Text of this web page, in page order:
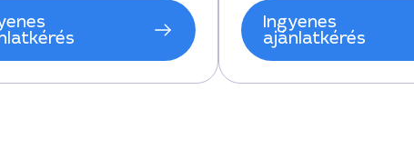
Ajánlani tudom Attiláné
a városban
szakmai hozzáértése miatt.
a végeredmény praktikus
útmutatókat tartalmazott.
ajánlom Pécs környékén élő
Ingyenes
ajánlatkérés